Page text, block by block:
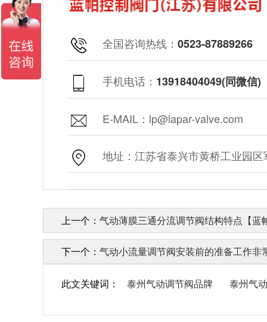
全国咨询热线： 0523-87889266
手机电话： 13918404049(同微信)
E-MAIL：lp@lapar-valve.com
地址：江苏省泰兴市黄桥工业园
上一个： 气动薄膜三通分流调节阀结构特点【蓝
下一个： 气动小流量调节阀安装前的准备工作非
此文关键词： 泰州气动调节阀品牌 泰州气